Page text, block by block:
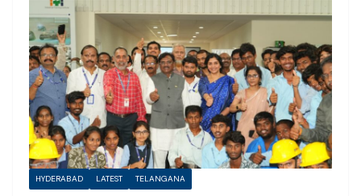
HYDERABAD LATEST TELANGANA